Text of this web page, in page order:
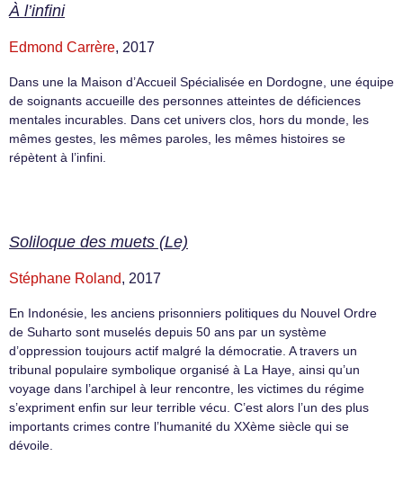
À l’infini
Edmond Carrère, 2017
Dans une la Maison d’Accueil Spécialisée en Dordogne, une équipe
de soignants accueille des personnes atteintes de déficiences
mentales incurables. Dans cet univers clos, hors du monde, les
mêmes gestes, les mêmes paroles, les mêmes histoires se
répètent à l’infini.
Soliloque des muets (Le)
Stéphane Roland, 2017
En Indonésie, les anciens prisonniers politiques du Nouvel Ordre
de Suharto sont muselés depuis 50 ans par un système
d’oppression toujours actif malgré la démocratie. A travers un
tribunal populaire symbolique organisé à La Haye, ainsi qu’un
voyage dans l’archipel à leur rencontre, les victimes du régime
s’expriment enfin sur leur terrible vécu. C’est alors l’un des plus
importants crimes contre l’humanité du XXème siècle qui se
dévoile.